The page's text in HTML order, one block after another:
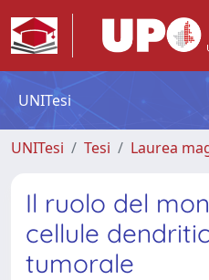
UNITesi
UNITesi Tesi Laurea
Il ruolo del
cellule
tumorale